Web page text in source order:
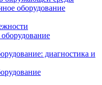
оборудование
диагностика и